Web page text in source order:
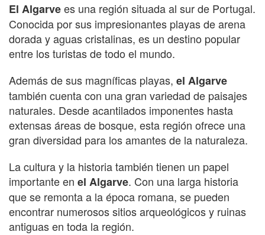
El Algarvees una región situada al sur de Portugal.
Conocida por sus impresionantes playas de arena
dorada y aguas cristalinas, es un destino popular
entre los turistas de todo el mundo.
Además de sus magníficas playas, el Algarve
también cuenta con una gran variedad de paisajes
naturales. Desde acantilados imponentes hasta
extensas áreas de bosque, esta región ofrece una
gran diversidad para los amantes de la naturaleza.
La cultura y la historia también tienen un papel
importante en el Algarve. Con una larga historia
que se remonta a la época romana, se pueden
encontrar numerosos sitios arqueológicos y ruinas
antiguas en toda la región.